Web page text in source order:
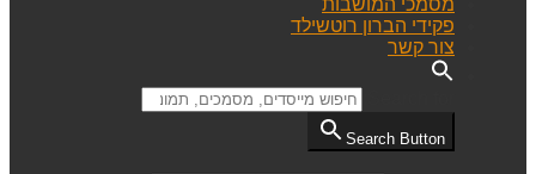
מסמכי המושבות
פקידי הברון רוטשילד
צור קשר
Search Button